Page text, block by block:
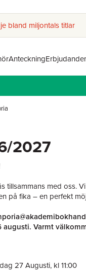
bland miljontals titlar
Anteckning
2027
tillsammans med oss.
på fika – en perfekt
Varmt
27 Augusti, kl11:00